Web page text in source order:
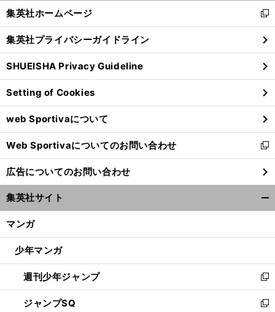
閉
る
集英社ホームページ
新
し
い
ウ
ィ
ン
ド
ウ
で
開
く
集英社プライバシーガイドライン
SHUEISHA Privacy Guideline
Setting of Cookies
web Sportivaについて
Web Sportivaについてのお問い合わせ
新
し
い
ウ
ィ
ン
ウ
開
く
広告についてのお問い合わせ
集英社サイト
マンガ
少年マンガ
週刊少年ジャンプ
新
し
い
ジャンプSQ
新